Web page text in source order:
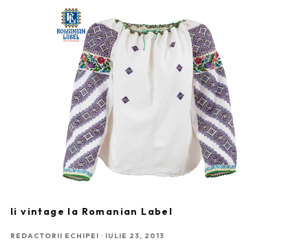
Ii vintage la Romanian Label
REDACTORII ECHIPEI · IULIE 23, 2013